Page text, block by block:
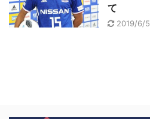
て
2019/6/5